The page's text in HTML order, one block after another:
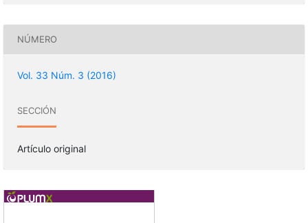
NÚMERO
Vol. 33 Núm. 3 (2016)
SECCIÓN
Artículo original